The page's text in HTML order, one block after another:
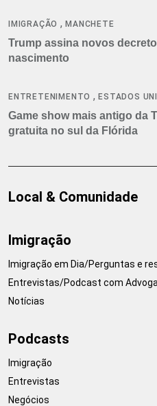
IMIGRAÇÃO ,MANCHETE
Trump assina novos
nascimento
ENTRETENIMENTO ,ESTADOS
Game show mais antigo da
gratuita no sul da Flórida
Local & Comunidade
Imigração
Imigração em Dia/Perguntas e
Entrevistas/Podcast com
Notícias
Podcasts
Imigração
Entrevistas
Negócios